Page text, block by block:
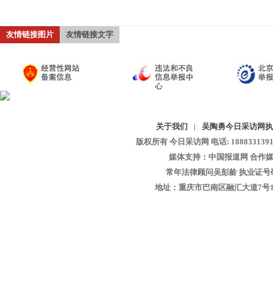
友情链接图片 友情链接文字
关于我们 |
吴陶勇今日采访网
版权所有 今日采访网 电话:
媒体支持：中国报道网 合作
常年法律顾问吴彭龄 执业证
地址：重庆市巴南区融汇大道7号